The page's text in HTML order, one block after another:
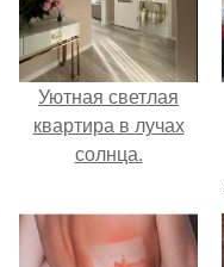
Уютная светлая
квартира в лучах
солнца.